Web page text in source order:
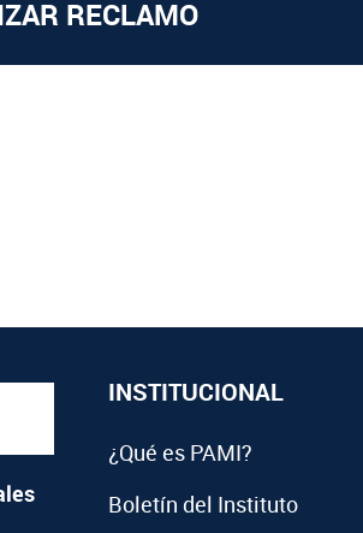
RECLAMO
INSTITUCIONAL
¿Qué es PAMI?
Boletín del Instituto